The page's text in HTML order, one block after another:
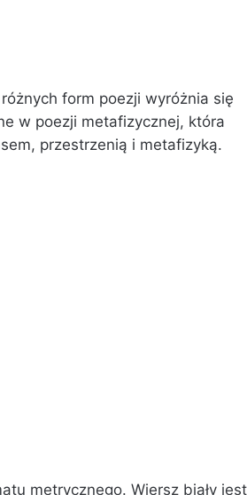
form poezji wyróżnia się
w poezji metafizycznej, która
przestrzenią i metafizyką.
metrycznego. Wiersz biały jest